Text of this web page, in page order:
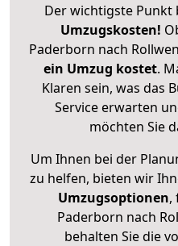
Der wichtigste Punkt
Umzugskosten!
Paderborn nach
ein Umzug kostet.
Klaren sein, was das
Service erwarten
möchten Sie
Um Ihnen bei der
zu helfen, bieten wir
Umzugsoptionen,
Paderborn nach
behalten Sie die